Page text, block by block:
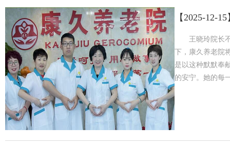
【2025-12-
王晓玲院长
下，康久养老院
是以这种默默奉
的安宁。她的每